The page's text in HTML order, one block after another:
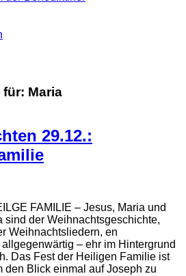
für: Maria
29.12.:
FAMILIE – Jesus, Maria und
sind der Weihnachtsgeschichte,
Weihnachtsliedern, en
– ehr im Hintergrund
Das Fest der Heiligen Familie ist
den Blick einmal auf Joseph zu